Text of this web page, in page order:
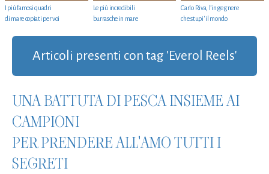
I più famosi quadri
di mare copiati per voi
Le più incredibili
burrasche in mare
Carlo Riva, l’ingegnere
che stupi' il mondo
Articoli presenti con tag 'Everol Reels'
UNA BATTUTA DI PESCA INSIEME AI
CAMPIONI
PER PRENDERE ALL'AMO TUTTI I
SEGRETI